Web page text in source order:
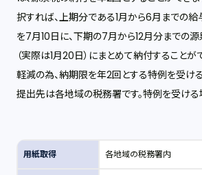
択すれば、上期分である1月から6月までの
を7月10日に、下期の7月から12月分までの
（実際は1月20日）にまとめて納付することが
軽減の為、納期限を年2回とする特例を受ける
提出先は各地域の税務署です。特例を受ける
用紙取得 各地域の税務署内